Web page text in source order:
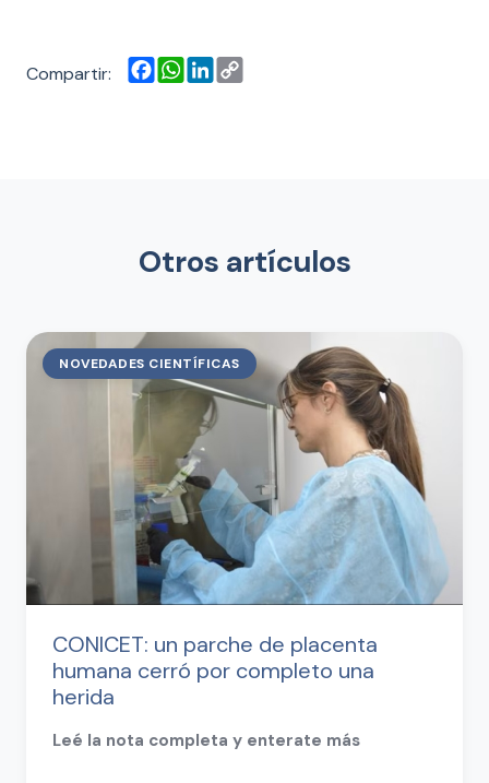
Compartir: FacebookWhatsApp
LinkedInCopy
Otros artículos
NOVEDADES CIENTÍFICAS
CONICET: un parche de placenta
humana cerró por completo una
herida
Leé la nota completa y enterate más